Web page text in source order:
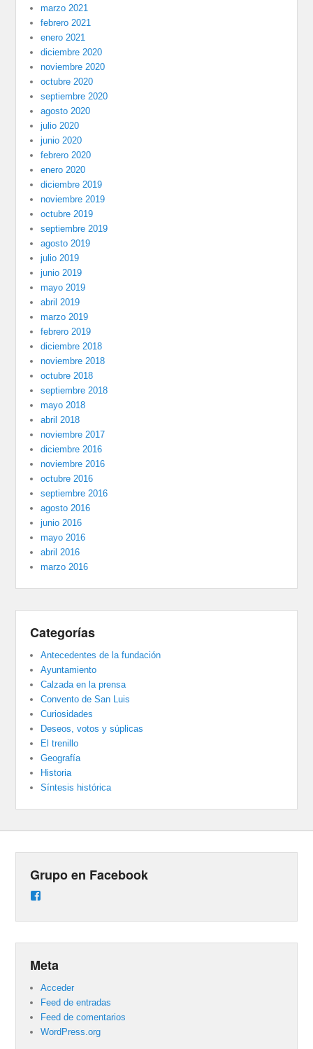
marzo 2021
febrero 2021
enero 2021
diciembre 2020
noviembre 2020
octubre 2020
septiembre 2020
agosto 2020
julio 2020
junio 2020
febrero 2020
enero 2020
diciembre 2019
noviembre 2019
octubre 2019
septiembre 2019
agosto 2019
julio 2019
junio 2019
mayo 2019
abril 2019
marzo 2019
febrero 2019
diciembre 2018
noviembre 2018
octubre 2018
septiembre 2018
mayo 2018
abril 2018
noviembre 2017
diciembre 2016
noviembre 2016
octubre 2016
septiembre 2016
agosto 2016
junio 2016
mayo 2016
abril 2016
marzo 2016
Categorías
Antecedentes de la fundación
Ayuntamiento
Calzada en la prensa
Convento de San Luis
Curiosidades
Deseos, votos y súplicas
El trenillo
Geografía
Historia
Síntesis histórica
Grupo en Facebook
en
Meta
Acceder
Feed de entradas
Feed de comentarios
WordPress.org